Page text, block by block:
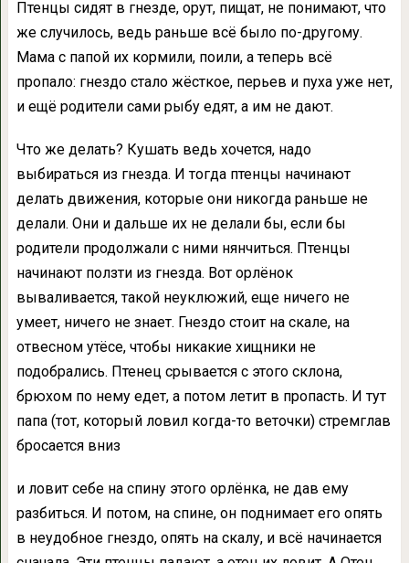
Птенцы сидят в гнезде, орут, пищат, не понимают, что
же случилось, ведь раньше всё было по-другому.
Мама с папой их кормили, поили, а теперь всё
пропало: гнездо стало жёсткое, перьев и пуха уже нет,
и ещё родители сами рыбу едят, а им не дают.
Что же делать? Кушать ведь хочется, надо
выбираться из гнезда. И тогда птенцы начинают
делать движения, которые они никогда раньше не
делали. Они и дальше их не делали бы, если бы
родители продолжали с ними нянчиться. Птенцы
начинают ползти из гнезда. Вот орлёнок
вываливается, такой неуклюжий, еще ничего не
умеет, ничего не знает. Гнездо стоит на скале, на
отвесном утёсе, чтобы никакие хищники не
подобрались. Птенец срывается с этого склона,
брюхом по нему едет, а потом летит в пропасть. И тут
папа (тот, который ловил когда-то веточки) стремглав
бросается вниз
и ловит себе на спину этого орлёнка, не дав ему
разбиться. И потом, на спине, он поднимает его опять
в неудобное гнездо, опять на скалу, и всё начинается